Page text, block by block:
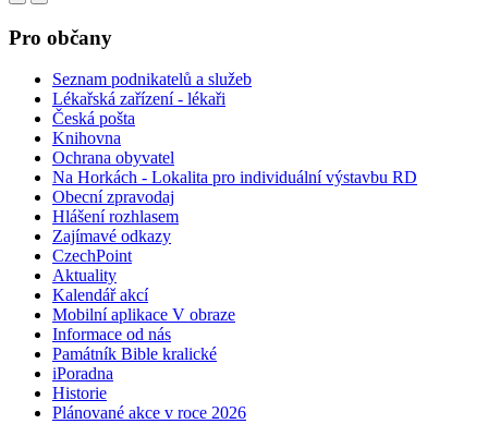
Pro občany
Seznam podnikatelů a služeb
Lékařská zařízení - lékaři
Česká pošta
Knihovna
Ochrana obyvatel
Na Horkách - Lokalita pro individuální výstavbu RD
Obecní zpravodaj
Hlášení rozhlasem
Zajímavé odkazy
CzechPoint
Aktuality
Kalendář akcí
Mobilní aplikace V obraze
Informace od nás
Památník Bible kralické
iPoradna
Historie
Plánované akce v roce 2026